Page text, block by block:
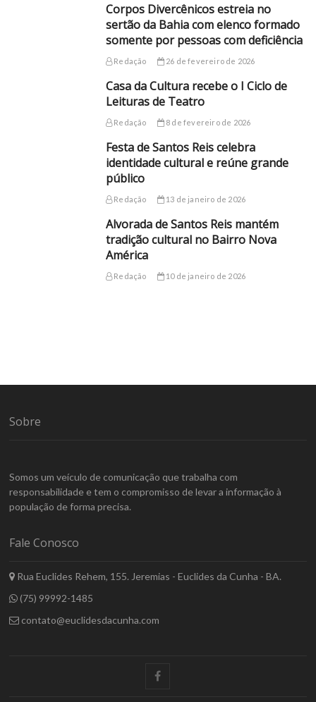
Corpos Divercênicos estreia no
sertão da Bahia com elenco formado
somente por pessoas com deficiência
Redação 26 de fevereiro de 2026
Casa da Cultura recebe o I Ciclo de
Leituras de Teatro
Redação 8 de fevereiro de 2026
Festa de Santos Reis celebra
identidade cultural e reúne grande
público
Redação 13 de janeiro de 2026
Alvorada de Santos Reis mantém
tradição cultural no Bairro Nova
América
Redação 10 de janeiro de 2026
Sobre
Somos um veículo de comunicação que trabalha com
responsabilidade e tem o compromisso de levar a informação à
população de forma precisa.
Fale Conosco
Rua Euclides Rehem, 155. Jeremias - Euclides da Cunha - BA.
(75) 99992-1485
contato@euclidesdacunha.com
facebook